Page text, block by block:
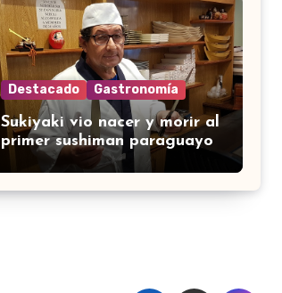
Destacado Gastronomía
Sukiyaki vio nacer y morir al
primer sushiman paraguayo